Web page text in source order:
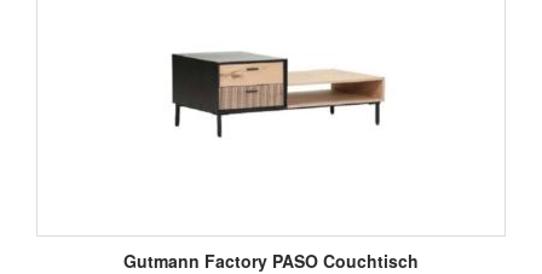
Gutmann Factory PASO Couchtisch